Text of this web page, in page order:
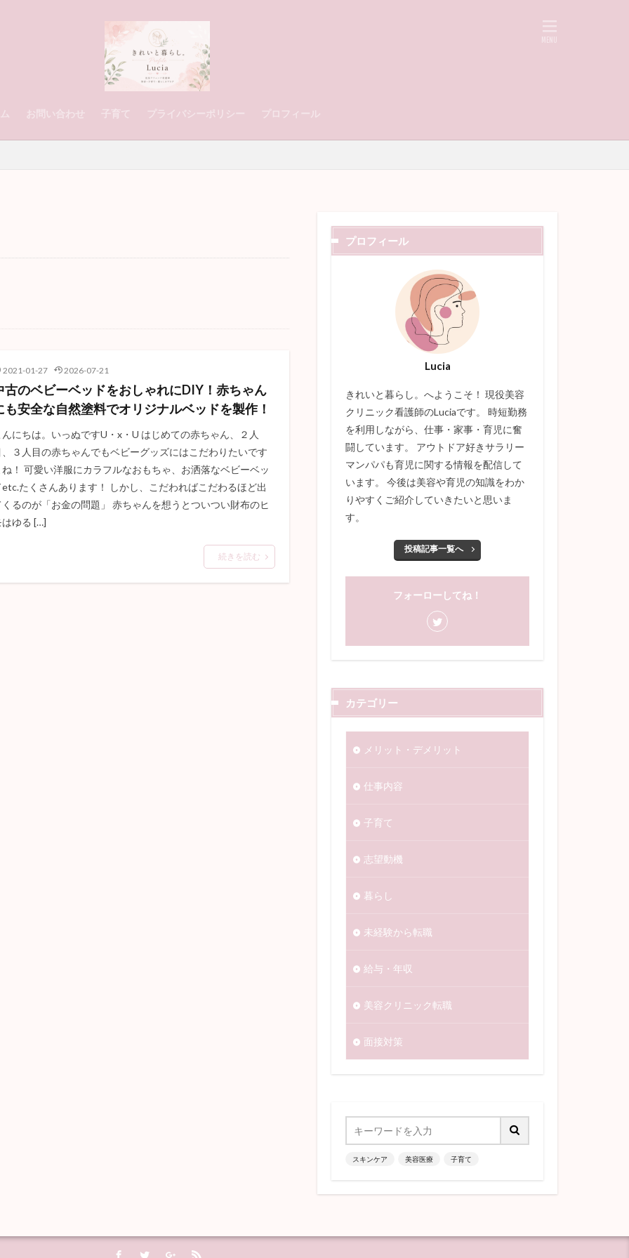
お問い合わせ 子育て プライバシーポリシー プロフィール
2021-01-27 2026-07-21
古のベビーベッドをおしゃれにDIY！赤ちゃん
も安全な自然塗料でオリジナルベッドを製作！
んにちは。いっぬですU・x・U はじめての赤ちゃん、２人
、３人目の赤ちゃんでもベビーグッズにはこだわりたいです
ね！ 可愛い洋服にカラフルなおもちゃ、お洒落なベビーベッ
etc.たくさんあります！ しかし、こだわればこだわるほど出
くるのが「お金の問題」 赤ちゃんを想うとついつい財布のヒ
はゆる […]
続きを読む
プロフィール
Lucia
きれいと暮らし。へようこそ！ 現役美容
クリニック看護師のLuciaです。 時短勤務
を利用しながら、仕事・家事・育児に奮
闘しています。 アウトドア好きサラリー
マンパパも育児に関する情報を配信して
います。 今後は美容や育児の知識をわか
りやすくご紹介していきたいと思いま
す。
投稿記事一覧へ
フォーローしてね！
カテゴリー
メリット・デメリット
仕事内容
子育て
志望動機
暮らし
未経験から転職
給与・年収
美容クリニック転職
面接対策
スキンケア 美容医療 子育て